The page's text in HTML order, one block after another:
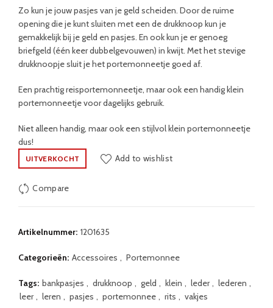
Zo kun je jouw pasjes van je geld scheiden. Door de ruime
opening die je kunt sluiten met een de drukknoop kun je
gemakkelijk bij je geld en pasjes. En ook kun je er genoeg
briefgeld (één keer dubbelgevouwen) in kwijt. Met het stevige
drukknoopje sluit je het portemonneetje goed af.
Een prachtig reisportemonneetje, maar ook een handig klein
portemonneetje voor dagelijks gebruik.
Niet alleen handig, maar ook een stijlvol klein portemonneetje
dus!
UITVERKOCHT Add to wishlist
Compare
Artikelnummer: 1201635
Categorieën: Accessoires , Portemonnee
Tags: bankpasjes , drukknoop , geld , klein , leder , lederen ,
leer , leren , pasjes , portemonnee , rits , vakjes